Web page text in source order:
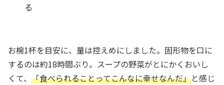
る
お椀1杯を目安に、量は控えめにしました。固形物を口に
するのは約18時間ぶり。スープの野菜がとにかくおいし
くて、 「食べられることってこんなに幸せなんだ」と感じ